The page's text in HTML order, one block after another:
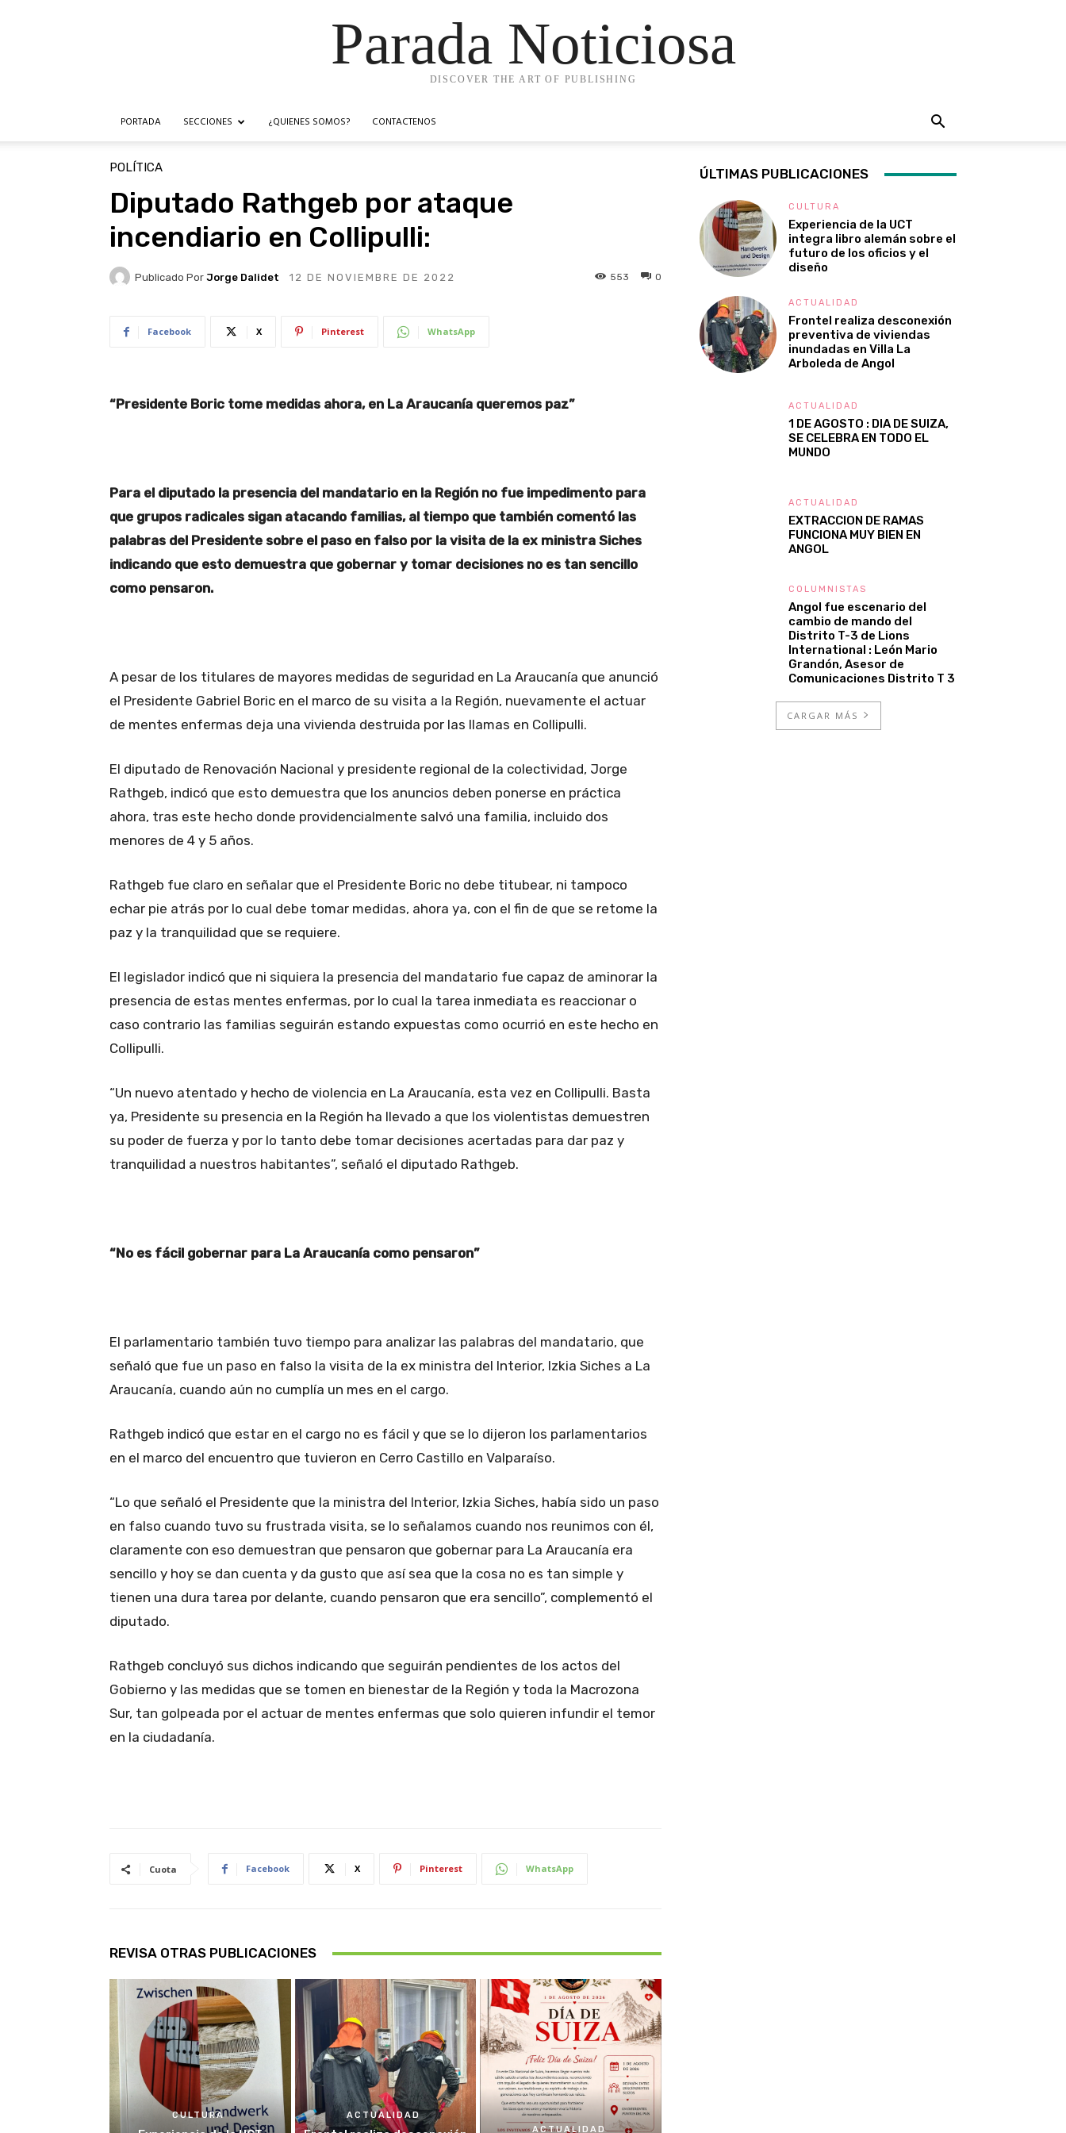
Parada Noticiosa
DISCOVER THE ART OF PUBLISHING
PORTADA SECCIONES ¿QUIENES SOMOS? CONTACTENOS
POLÍTICA
Diputado Rathgeb por ataque
incendiario en Collipulli:
Publicado Por Jorge Dalidet 12 DE NOVIEMBRE DE 2022 0
553
Facebook X Pinterest WhatsApp
“Presidente Boric tome medidas ahora, en La Araucanía queremos paz”
Para el diputado la presencia del mandatario en la Región no fue impedimento para
que grupos radicales sigan atacando familias, al tiempo que también comentó las
palabras del Presidente sobre el paso en falso por la visita de la ex ministra Siches
indicando que esto demuestra que gobernar y tomar decisiones no es tan sencillo
como pensaron.
A pesar de los titulares de mayores medidas de seguridad en La Araucanía que anunció
el Presidente Gabriel Boric en el marco de su visita a la Región, nuevamente el actuar
de mentes enfermas deja una vivienda destruida por las llamas en Collipulli.
El diputado de Renovación Nacional y presidente regional de la colectividad, Jorge
Rathgeb, indicó que esto demuestra que los anuncios deben ponerse en práctica
ahora, tras este hecho donde providencialmente salvó una familia, incluido dos
menores de 4 y 5 años.
Rathgeb fue claro en señalar que el Presidente Boric no debe titubear, ni tampoco
echar pie atrás por lo cual debe tomar medidas, ahora ya, con el fin de que se retome la
paz y la tranquilidad que se requiere.
El legislador indicó que ni siquiera la presencia del mandatario fue capaz de aminorar la
presencia de estas mentes enfermas, por lo cual la tarea inmediata es reaccionar o
caso contrario las familias seguirán estando expuestas como ocurrió en este hecho en
Collipulli.
“Un nuevo atentado y hecho de violencia en La Araucanía, esta vez en Collipulli. Basta
ya, Presidente su presencia en la Región ha llevado a que los violentistas demuestren
su poder de fuerza y por lo tanto debe tomar decisiones acertadas para dar paz y
tranquilidad a nuestros habitantes”, señaló el diputado Rathgeb.
“No es fácil gobernar para La Araucanía como pensaron”
El parlamentario también tuvo tiempo para analizar las palabras del mandatario, que
señaló que fue un paso en falso la visita de la ex ministra del Interior, Izkia Siches a La
Araucanía, cuando aún no cumplía un mes en el cargo.
Rathgeb indicó que estar en el cargo no es fácil y que se lo dijeron los parlamentarios
en el marco del encuentro que tuvieron en Cerro Castillo en Valparaíso.
“Lo que señaló el Presidente que la ministra del Interior, Izkia Siches, había sido un paso
en falso cuando tuvo su frustrada visita, se lo señalamos cuando nos reunimos con él,
claramente con eso demuestran que pensaron que gobernar para La Araucanía era
sencillo y hoy se dan cuenta y da gusto que así sea que la cosa no es tan simple y
tienen una dura tarea por delante, cuando pensaron que era sencillo”, complementó el
diputado.
Rathgeb concluyó sus dichos indicando que seguirán pendientes de los actos del
Gobierno y las medidas que se tomen en bienestar de la Región y toda la Macrozona
Sur, tan golpeada por el actuar de mentes enfermas que solo quieren infundir el temor
en la ciudadanía.
Cuota Facebook X Pinterest WhatsApp
REVISA OTRAS PUBLICACIONES
CULTURA ACTUALIDAD
ACTUALIDAD
ÚLTIMAS PUBLICACIONES
CULTURA
Experiencia de la UCT
integra libro alemán sobre el
futuro de los oficios y el
diseño
ACTUALIDAD
Frontel realiza desconexión
preventiva de viviendas
inundadas en Villa La
Arboleda de Angol
ACTUALIDAD
1 DE AGOSTO : DIA DE SUIZA,
SE CELEBRA EN TODO EL
MUNDO
ACTUALIDAD
EXTRACCION DE RAMAS
FUNCIONA MUY BIEN EN
ANGOL
COLUMNISTAS
Angol fue escenario del
cambio de mando del
Distrito T-3 de Lions
International : León Mario
Grandón, Asesor de
Comunicaciones Distrito T 3
CARGAR MÁS